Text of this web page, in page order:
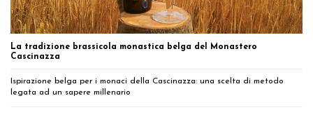
La tradizione brassicola monastica belga del Monastero
Cascinazza
Ispirazione belga per i monaci della Cascinazza: una scelta di metodo
legata ad un sapere millenario